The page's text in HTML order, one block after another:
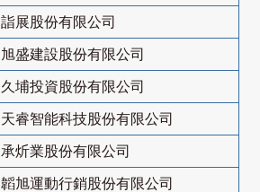
詣展股份有限公司
旭盛建設股份有限公司
久埔投資股份有限公司
天睿智能科技股份有限公司
承炘業股份有限公司
韜旭運動行銷股份有限公司